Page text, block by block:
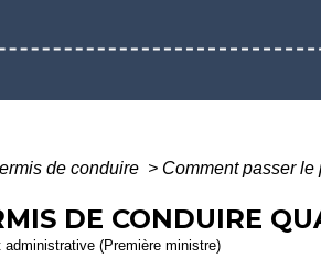
de conduire > Comment passer
DE CONDUIRE
(Première ministre)